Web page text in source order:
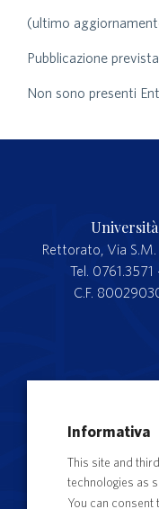
(ultimo
Pubblicazione prevista
Non sono presenti
Rettorato, Via S.M.
Tel.
C.F.
Informativa
This site and
technologies as
You can consent